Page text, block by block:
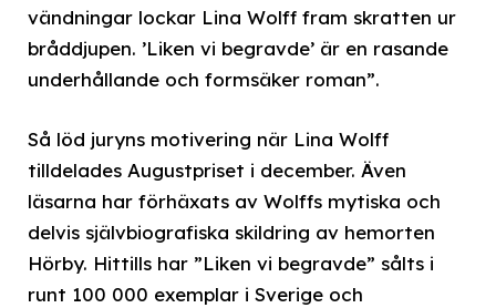
vändningar lockar Lina Wolff fram skratten ur
bråddjupen. ’Liken vi begravde’ är en rasande
underhållande och formsäker roman”.
Så löd juryns motivering när Lina Wolff
tilldelades Augustpriset i december. Även
läsarna har förhäxats av Wolffs mytiska och
delvis självbiografiska skildring av hemorten
Hörby. Hittills har ”Liken vi begravde” sålts i
runt 100 000 exemplar i Sverige och